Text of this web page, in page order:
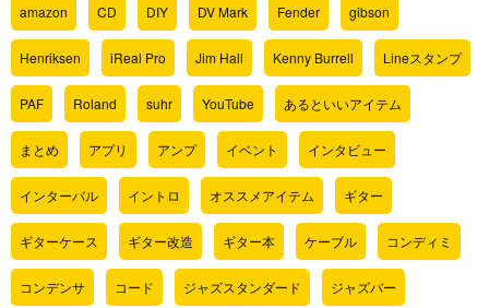
amazon CD DIY DV Mark Fender gibson
Henriksen iReal Pro Jim Hall Kenny Burrell Lineスタンプ
PAF Roland suhr YouTube あるといいアイテム
まとめ アプリ アンプ イベント インタビュー
インターバル イントロ オススメアイテム ギター
ギターケース ギター改造 ギター本 ケーブル コンディミ
コンデンサ コード ジャズスタンダード ジャズバー